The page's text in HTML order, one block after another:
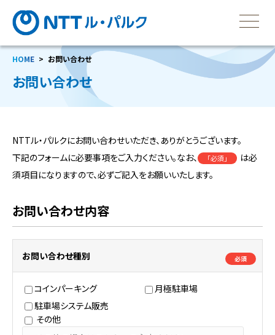
HOME お問い合わせ
お問い合わせ
NTTル・パルクにお問い合わせいただき、ありがとうございます。
下記のフォームに必要事項をご入力ください。なお、
「必須」
は必
須項目になりますので、必ずご記入をお願いいたします。
お問い合わせ内容
お問い合わせ種別 必須
コインパーキング
月極駐車場
駐車場システム販売
その他